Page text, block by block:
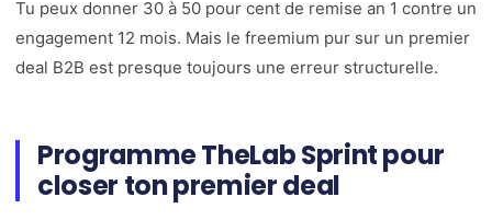
Tu peux donner 30 à 50 pour cent de remise an 1 contre un
engagement 12 mois. Mais le freemium pur sur un premier
deal B2B est presque toujours une erreur structurelle.
Programme TheLab Sprint pour
closer ton premier deal